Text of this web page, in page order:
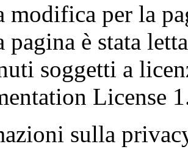
modifica per la
pagina è stata
soggetti a
License
sulla